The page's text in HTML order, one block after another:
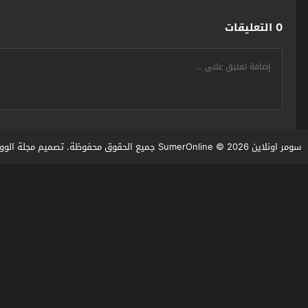
0 التعليقات
سومر اونلاين SumerOnline© 2026 جميع الحقوق محفوظة. تصميم مجلة